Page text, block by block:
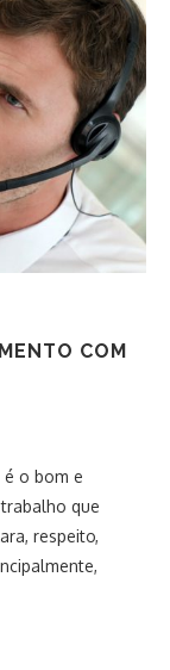
COM
é o bom e
que
respeito,